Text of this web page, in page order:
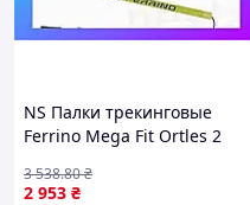
NS Палки трекинговые
Ferrino Mega Fit Ortles 2
2 953 ₴
3 538.80₴